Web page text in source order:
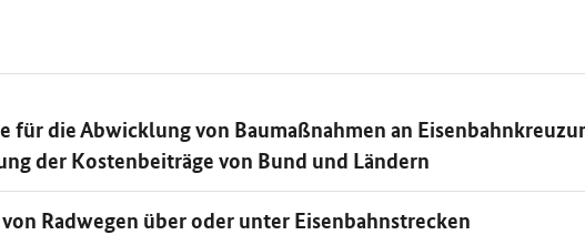
für die Abwicklung von Baumaßnahmen an
der Kostenbeiträge von Bund und Ländern
Radwegen über oder unter Eisenbahnstrecken